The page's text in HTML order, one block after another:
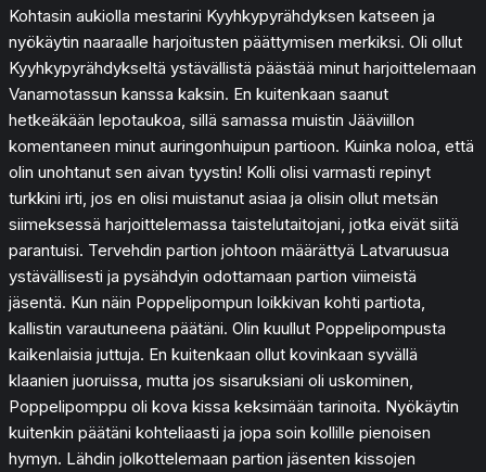
Kohtasin aukiolla mestarini Kyyhkypyrähdyksen katseen ja
nyökäytin naaraalle harjoitusten päättymisen merkiksi. Oli ollut
Kyyhkypyrähdykseltä ystävällistä päästää minut harjoittelemaan
Vanamotassun kanssa kaksin. En kuitenkaan saanut
hetkeäkään lepotaukoa, sillä samassa muistin Jääviillon
komentaneen minut auringonhuipun partioon. Kuinka noloa, että
olin unohtanut sen aivan tyystin! Kolli olisi varmasti repinyt
turkkini irti, jos en olisi muistanut asiaa ja olisin ollut metsän
siimeksessä harjoittelemassa taistelutaitojani, jotka eivät siitä
parantuisi. Tervehdin partion johtoon määrättyä Latvaruusua
ystävällisesti ja pysähdyin odottamaan partion viimeistä
jäsentä. Kun näin Poppelipompun loikkivan kohti partiota,
kallistin varautuneena päätäni. Olin kuullut Poppelipompusta
kaikenlaisia juttuja. En kuitenkaan ollut kovinkaan syvällä
klaanien juoruissa, mutta jos sisaruksiani oli uskominen,
Poppelipomppu oli kova kissa keksimään tarinoita. Nyökäytin
kuitenkin päätäni kohteliaasti ja jopa soin kollille pienoisen
hymyn. Lähdin jolkottelemaan partion jäsenten kissojen